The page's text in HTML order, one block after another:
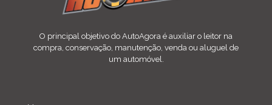
O principal objetivo do AutoAgora é auxiliar o leitor na
compra, conservação, manutenção, venda ou aluguel de
um automóvel.